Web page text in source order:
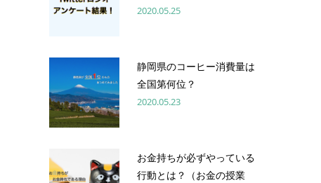
2020.05.25
静岡県のコーヒー消費量は
全国第何位？
2020.05.23
お金持ちが必ずやっている
行動とは？（お金の授業